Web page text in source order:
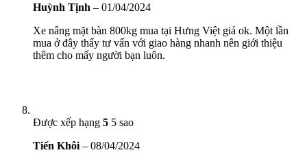
Huỳnh Tịnh – 01/04/2024
Xe nâng mặt bàn 800kg mua tại Hưng Việt giá ok. Một lần
mua ở đây thấy tư vấn với giao hàng nhanh nên giới thiệu
thêm cho mấy người bạn luôn.
Được xếp hạng 5 5 sao
Tiến Khôi – 08/04/2024